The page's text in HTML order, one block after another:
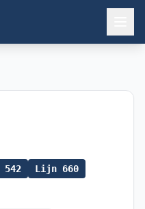
542 Lijn 660